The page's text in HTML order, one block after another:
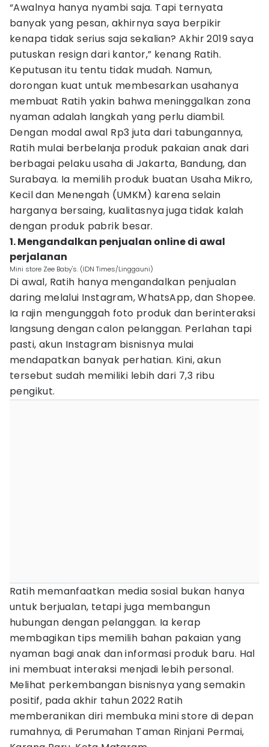
“Awalnya hanya nyambi saja. Tapi ternyata
banyak yang pesan, akhirnya saya berpikir
kenapa tidak serius saja sekalian? Akhir 2019 saya
putuskan resign dari kantor,” kenang Ratih.
Keputusan itu tentu tidak mudah. Namun,
dorongan kuat untuk membesarkan usahanya
membuat Ratih yakin bahwa meninggalkan zona
nyaman adalah langkah yang perlu diambil.
Dengan modal awal Rp3 juta dari tabungannya,
Ratih mulai berbelanja produk pakaian anak dari
berbagai pelaku usaha di Jakarta, Bandung, dan
Surabaya. Ia memilih produk buatan Usaha Mikro,
Kecil dan Menengah (UMKM) karena selain
harganya bersaing, kualitasnya juga tidak kalah
dengan produk pabrik besar.
1. Mengandalkan penjualan online di awal
perjalanan
Mini store Zee Baby's. (IDN Times/Linggauni)
Di awal, Ratih hanya mengandalkan penjualan
daring melalui Instagram, WhatsApp, dan Shopee.
Ia rajin mengunggah foto produk dan berinteraksi
langsung dengan calon pelanggan. Perlahan tapi
pasti, akun Instagram bisnisnya mulai
mendapatkan banyak perhatian. Kini, akun
tersebut sudah memiliki lebih dari 7,3 ribu
pengikut.
Ratih memanfaatkan media sosial bukan hanya
untuk berjualan, tetapi juga membangun
hubungan dengan pelanggan. Ia kerap
membagikan tips memilih bahan pakaian yang
nyaman bagi anak dan informasi produk baru. Hal
ini membuat interaksi menjadi lebih personal.
Melihat perkembangan bisnisnya yang semakin
positif, pada akhir tahun 2022 Ratih
memberanikan diri membuka mini store di depan
rumahnya, di Perumahan Taman Rinjani Permai,